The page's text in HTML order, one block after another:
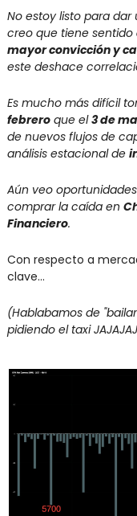
No estoy listo para dar
creo que tiene sentido
mayor convicción y
este deshace
Es mucho más difícil
febrero que el 3 de
de nuevos flujos de
análisis estacional de
Aún veo
comprar la caída en
Financiero.
Con respecto a
clave...
(Hablabamos de
pidiendo el taxi